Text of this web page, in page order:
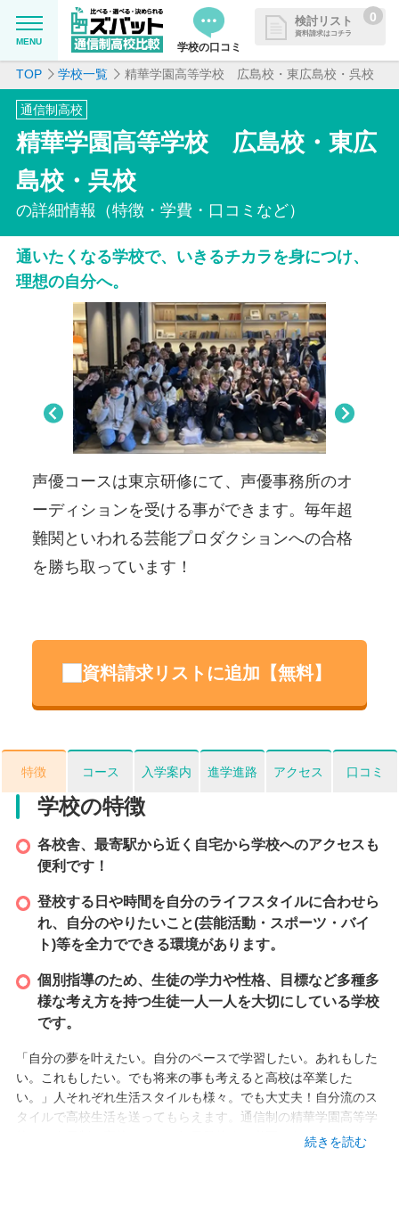
MENU 学校の口コミ
検討リスト
資料請求はコチラ
0
資料請求リストに追加しました
めて資料請求できます
MENU
学校を探したい
通信制高校について知りたい
はじめての方へ
よくある質問
掲載を希望される学校様へ
TOP 学校一覧 精華学園高等学校 広島校・東広島校・呉校
通信制高校
精華学園高等学校 広島校・東広
島校・呉校
の詳細情報（特徴・学費・口コミなど）
通いたくなる学校で、いきるチカラを身につけ、
理想の自分へ。
s
声優コースは東京研修にて、声優事務所のオ
ーディションを受ける事ができます。毎年超
難関といわれる芸能プロダクションへの合格
を勝ち取っています！
資料請求リストに追加【無料】
特徴 コース 入学案内 進学進路 アクセス 口コミ
学校の特徴
各校舎、最寄駅から近く自宅から学校へのアクセスも
便利です！
登校する日や時間を自分のライフスタイルに合わせら
れ、自分のやりたいこと(芸能活動・スポーツ・バイ
ト)等を全力でできる環境があります。
個別指導のため、生徒の学力や性格、目標など多種多
様な考え方を持つ生徒一人一人を大切にしている学校
です。
「自分の夢を叶えたい。自分のペースで学習したい。あれもした
い。これもしたい。でも将来の事も考えると高校は卒業した
い。」人それぞれ生活スタイルも様々。でも大丈夫！自分流のス
タイルで高校生活を送ってもらえます。通信制の精華学園高等学
校は、全日制の高校のように毎日登校する必要がありません。も
続きを読む